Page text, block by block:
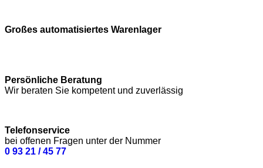
Großes automatisiertes Warenlager
Persönliche Beratung
Wir beraten Sie kompetent und zuverlässig
Telefonservice
bei offenen Fragen unter der Nummer
0 93 21 / 45 77